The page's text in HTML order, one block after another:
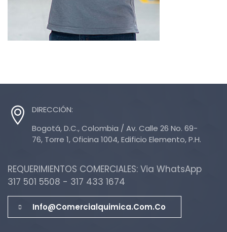
DIRECCIÓN:
Bogotá, D.C., Colombia / Av. Calle 26 No. 69-
76, Torre 1, Oficina 1004, Edificio Elemento, P.H.
REQUERIMIENTOS COMERCIALES: Via WhatsApp
317 501 5508 - 317 433 1674
Info@comercialquimica.com.co